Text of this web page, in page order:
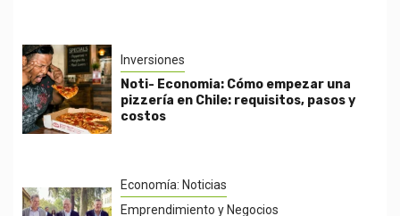
Inversiones
Noti- Economia: Cómo empezar una
pizzería en Chile: requisitos, pasos y
costos
Economía: Noticias
Emprendimiento y Negocios